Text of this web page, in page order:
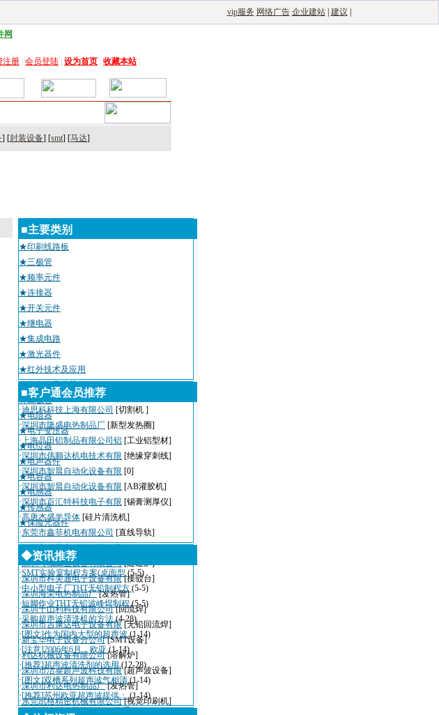
vip服务 网络广告 企业建站| 建议
网
注册 会员登陆 设为首页 收藏本站|
] [封装设备] [smt] [马达]
■主要类别
★印刷线路板
★三极管
★频率元件
★连接器
★开关元件
★继电器
★集成电路
★激光器件
★红外技术及应用
★光电与显示器件
★二极管
★电阻器
★电子变压器
★电位器
★电声器件
★电容器
★电感器
★传感器
★保险元器件
■客户通会员推荐
·迪思科科技上海有限公司 [切割机 ]
·深圳市隆盛电热制品厂 [新型发热圈]
·上海晶田铝制品有限公司铝 [工业铝型材]
·深圳市伟顺达机电技术有限 [绝缘穿刺线]
·深圳市智晨自动化设备有限 [0]
·深圳市智晨自动化设备有限 [AB灌胶机]
·深圳市百汇特科技电子有限 [锡膏测厚仪]
·高唐杰盛半导体 [硅片清洗机]
·东莞市鑫菲机电有限公司 [直线导轨]
深圳市瑞天宇科技有限公司
·深圳粤城工业设备有限公司 [隧道炉]
·深圳市科美通电子设备有限 [接驳台]
·深圳海荣电热制品厂 [发热管]
·深圳千山利科技有限公司 [回流焊]
·深圳市吉康达电子设备有限 [无铅回流焊]
·新宝华电子设备分公司 [SMT设备]
·利达机械设备有限公司 [溶解炉]
·深圳市洁泰超声波科技有限 [超声波设备]
·深圳市利达电热制品厂 [发热管]
·东莞凯格精密机械有限公司 [视觉印刷机]
◆资讯推荐
·SMT实验室制程方案(桌面型(5-5)
·中小型电子厂THT无铅制程方 (5-5)
·短脚作业THT无铅波峰焊制程(5-5)
·采购超声波清洗机的方法(4-28)
·[图文]作为国内大型的超声波(1-14)
·[注意]2006年6月，欧亚(1-14)
·[推荐]超声波清洗剂的选用(12-28)
·[图文]双槽系列超声波气相清(1-14)
·[推荐]苏州欧亚超声波提供：(1-14)
超声波诊断仪国际招标10月看